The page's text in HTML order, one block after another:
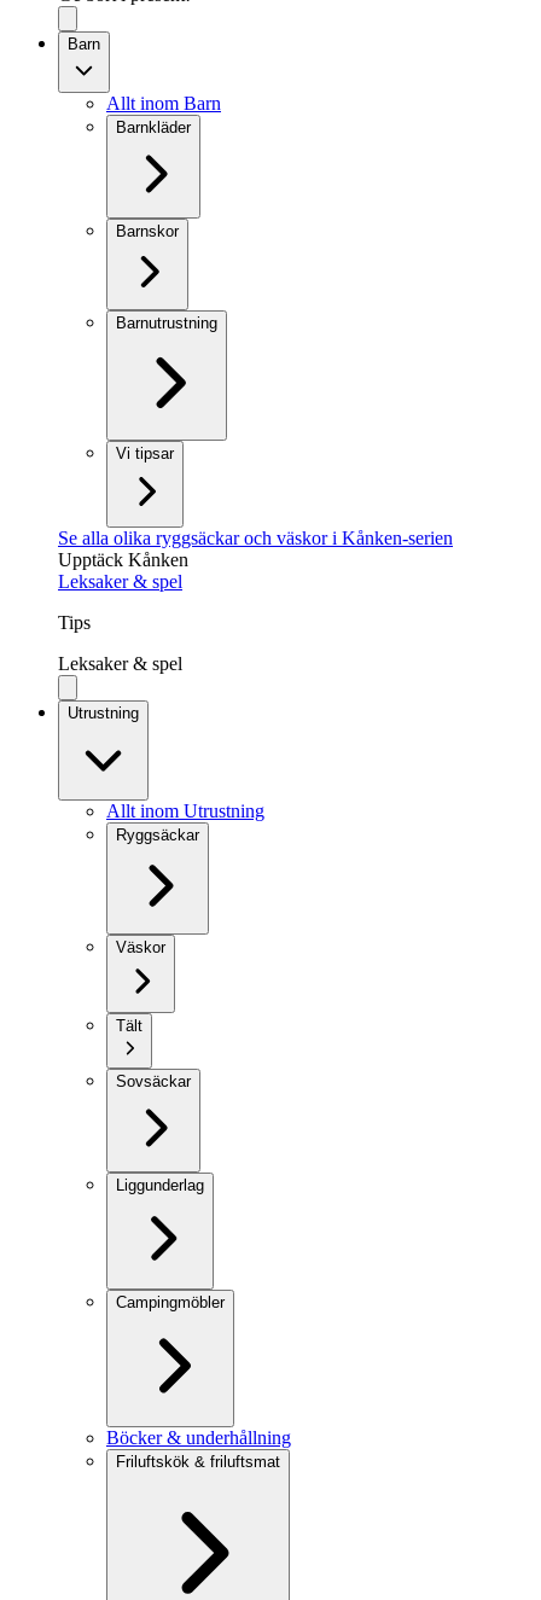
Barn
Allt inom Barn
Barnkläder
Barnskor
Barnutrustning
Vi tipsar
Se alla olika ryggsäckar och väskor i Kånken-serien
Upptäck Kånken
Leksaker & spel
Tips
Leksaker & spel
Utrustning
Allt inom Utrustning
Ryggsäckar
Väskor
Tält
Sovsäckar
Liggunderlag
Campingmöbler
Böcker & underhållning
Friluftskök & friluftsmat